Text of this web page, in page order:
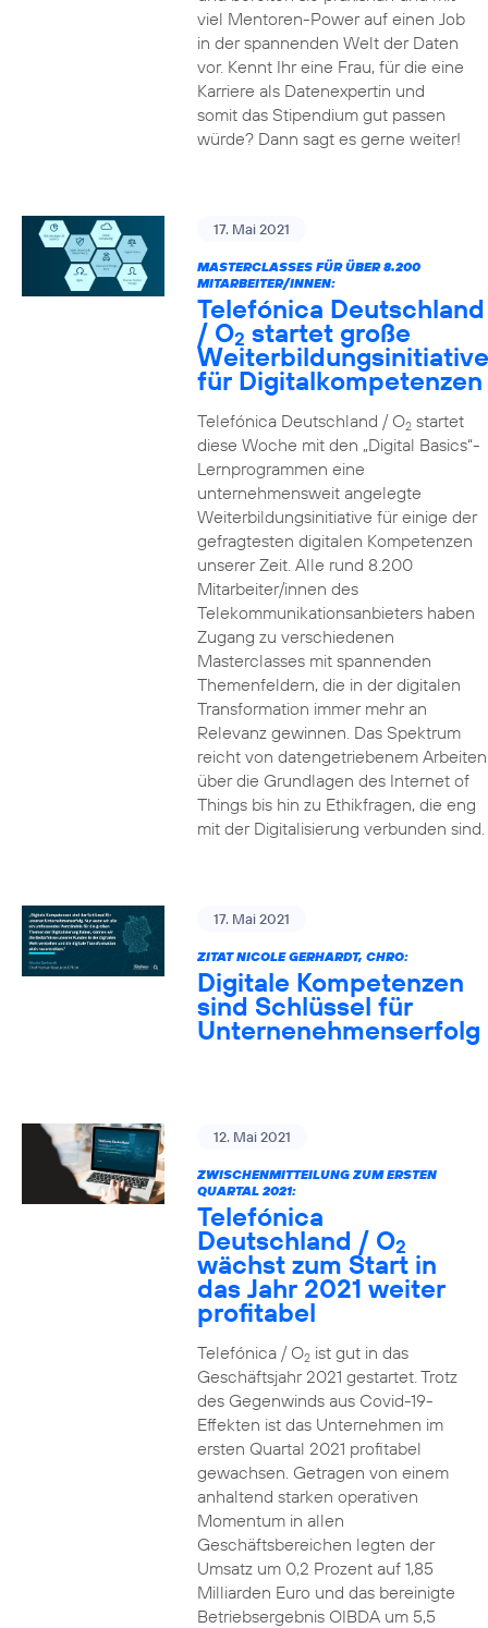
viel Mentoren-Power auf einen Job
in der spannenden Welt der Daten
vor. Kennt Ihr eine Frau, für die eine
Karriere als Datenexpertin und
somit das Stipendium gut passen
würde? Dann sagt es gerne weiter!
17. Mai 2021
MASTERCLASSES FÜR ÜBER 8.200
MITARBEITER/INNEN:
Telefónica Deutschland
/ O2 startet große
Weiterbildungsinitiative
für Digitalkompetenzen
Telefónica Deutschland / O2startet
diese Woche mit den „Digital Basics“-
Lernprogrammen eine
unternehmensweit angelegte
Weiterbildungsinitiative für einige der
gefragtesten digitalen Kompetenzen
unserer Zeit. Alle rund 8.200
Mitarbeiter/innen des
Telekommunikationsanbieters haben
Zugang zu verschiedenen
Masterclasses mit spannenden
Themenfeldern, die in der digitalen
Transformation immer mehr an
Relevanz gewinnen. Das Spektrum
reicht von datengetriebenem Arbeiten
über die Grundlagen des Internet of
Things bis hin zu Ethikfragen, die eng
mit der Digitalisierung verbunden sind.
17. Mai 2021
ZITAT NICOLE GERHARDT, CHRO:
Digitale Kompetenzen
sind Schlüssel für
Unternenehmenserfolg
12. Mai 2021
ZWISCHENMITTEILUNG ZUM ERSTEN
QUARTAL 2021:
Telefónica
Deutschland / O2
wächst zum Start in
das Jahr 2021 weiter
profitabel
Telefónica / O2ist gut in das
Geschäftsjahr 2021 gestartet. Trotz
des Gegenwinds aus Covid-19-
Effekten ist das Unternehmen im
ersten Quartal 2021 profitabel
gewachsen. Getragen von einem
anhaltend starken operativen
Momentum in allen
Geschäftsbereichen legten der
Umsatz um 0,2 Prozent auf 1,85
Milliarden Euro und das bereinigte
Betriebsergebnis OIBDA um 5,5